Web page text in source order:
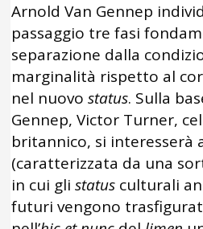
Arnold Van Gennep
passaggio tre fasi
separazione dalla
marginalità rispetto al
nel nuovostatus. Sulla
Gennep, Victor Turner,
britannico, si interesserà
(caratterizzata da una
in cui glistatus culturali
futuri vengono